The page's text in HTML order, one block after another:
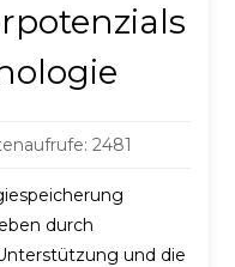
2481
durch
und die